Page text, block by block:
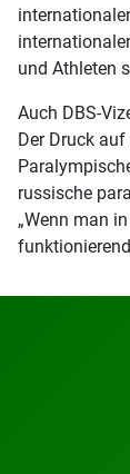
und Athleten
Auch DBS-
Der Druck
russische
„Wenn man